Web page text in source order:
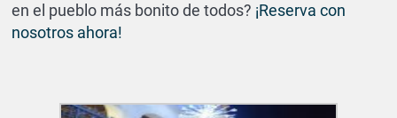
en el pueblo más bonito de todos? ¡Reserva con
nosotros ahora!